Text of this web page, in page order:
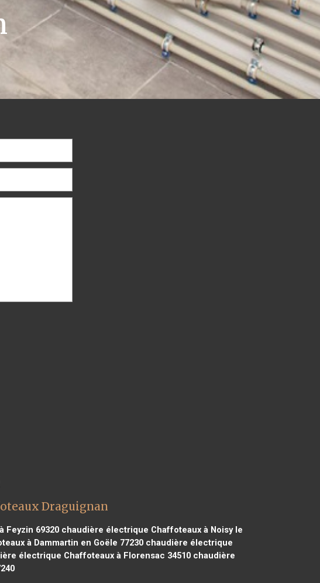
Draguignan
69320chaudière électrique Chaffoteaux à Noisy le
à Dammartin en Goële 77230chaudière électrique
électrique Chaffoteaux à Florensac 34510chaudière